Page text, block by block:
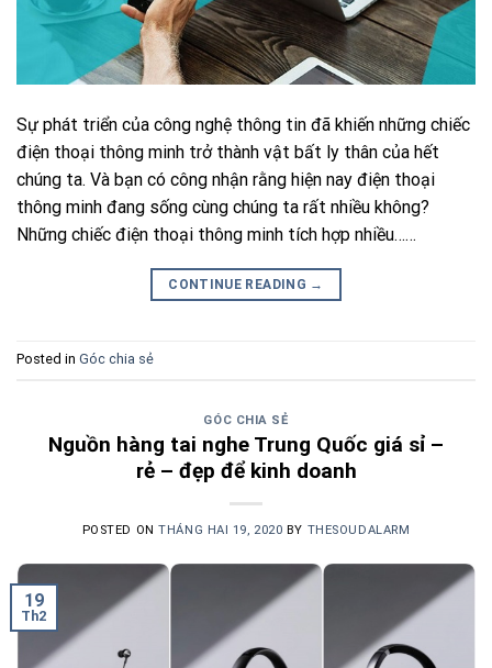
Sự phát triển của công nghệ thông tin đã khiến những chiếc
điện thoại thông minh trở thành vật bất ly thân của hết
chúng ta. Và bạn có công nhận rằng hiện nay điện thoại
thông minh đang sống cùng chúng ta rất nhiều không?
Những chiếc điện thoại thông minh tích hợp nhiều……
CONTINUE READING →
Posted in Góc chia sẻ
GÓC CHIA SẺ
Nguồn hàng tai nghe Trung Quốc giá sỉ –
rẻ – đẹp để kinh doanh
POSTED ONTHÁNG HAI 19, 2020 BY THESOUDALARM
19
Th2